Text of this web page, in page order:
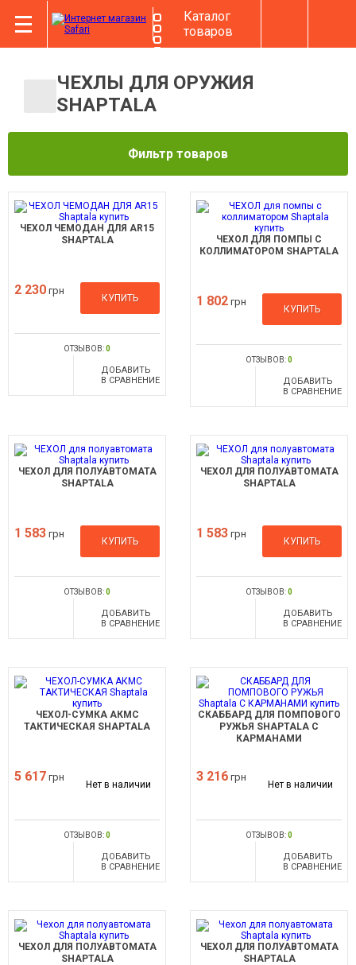
Каталог
товаров
ЧЕХЛЫ ДЛЯ ОРУЖИЯ
SHAPTALA
Фильтр товаров
ЧЕХОЛ ЧЕМОДАН ДЛЯ AR15
SHAPTALA
2 230 грн
КУПИТЬ
ОТЗЫВОВ:0
ДОБАВИТЬ
В СРАВНЕНИЕ
ЧЕХОЛ ДЛЯ ПОМПЫ С
КОЛЛИМАТОРОМ SHAPTALA
1 802 грн
КУПИТЬ
ОТЗЫВОВ:0
ДОБАВИТЬ
В СРАВНЕНИЕ
ЧЕХОЛ ДЛЯ ПОЛУАВТОМАТА
SHAPTALA
1 583 грн
КУПИТЬ
ОТЗЫВОВ:0
ДОБАВИТЬ
В СРАВНЕНИЕ
ЧЕХОЛ ДЛЯ ПОЛУАВТОМАТА
SHAPTALA
1 583 грн
КУПИТЬ
ОТЗЫВОВ:0
ДОБАВИТЬ
В СРАВНЕНИЕ
ЧЕХОЛ-СУМКА АКМС
ТАКТИЧЕСКАЯ SHAPTALA
5 617 грн
Нет в наличии
ОТЗЫВОВ:0
ДОБАВИТЬ
В СРАВНЕНИЕ
СКАББАРД ДЛЯ ПОМПОВОГО
РУЖЬЯ SHAPTALA С
КАРМАНАМИ
3 216 грн
Нет в наличии
ОТЗЫВОВ:0
ДОБАВИТЬ
В СРАВНЕНИЕ
ЧЕХОЛ ДЛЯ ПОЛУАВТОМАТА
SHAPTALA
ЧЕХОЛ ДЛЯ ПОЛУАВТОМАТА
SHAPTALA